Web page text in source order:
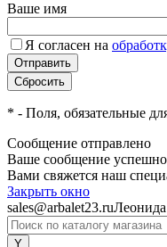
Ваше имя
Я согласен на
* - Поля, обязательные
Сообщение отправлено
Ваше сообщение
Вами свяжется наш
Закрыть окно
sales@arbalet23.ru